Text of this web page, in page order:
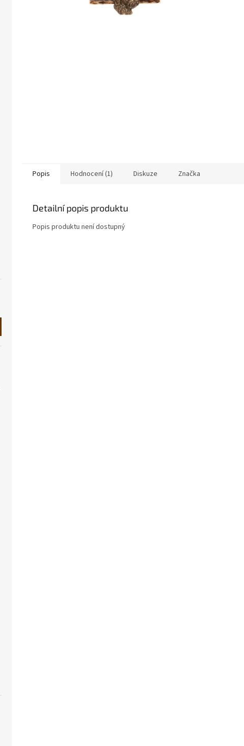
Popis Hodnocení (1) Diskuze Značka
Detailní popis produktu
Popis produktu není dostupný